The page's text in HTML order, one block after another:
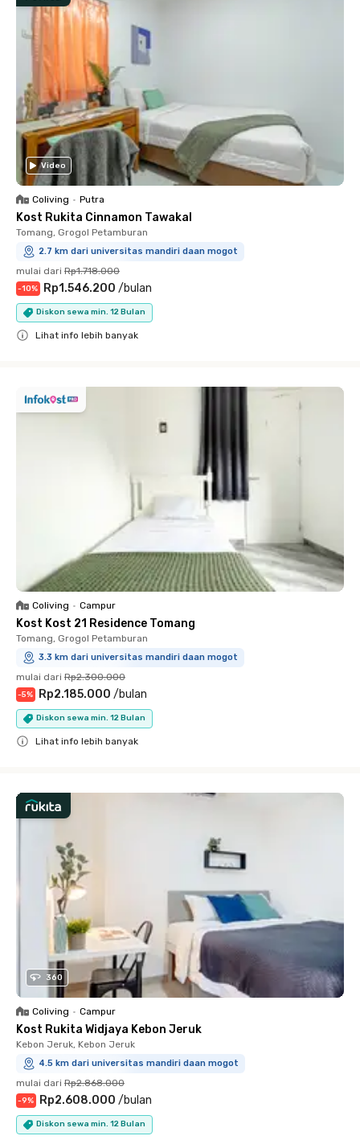
Video
Coliving • Putra
Kost Rukita Cinnamon Tawakal
Tomang, Grogol Petamburan
2.7 km dari universitas mandiri daan mogot
mulai dari Rp1.718.000
-10% Rp1.546.200 /bulan
Diskon sewa min. 12 Bulan
Lihat info lebih banyak
Coliving • Campur
Kost Kost 21 Residence Tomang
Tomang, Grogol Petamburan
3.3 km dari universitas mandiri daan mogot
mulai dari Rp2.300.000
-5% Rp2.185.000 /bulan
Diskon sewa min. 12 Bulan
Lihat info lebih banyak
360
Coliving • Campur
Kost Rukita Widjaya Kebon Jeruk
Kebon Jeruk, Kebon Jeruk
4.5 km dari universitas mandiri daan mogot
mulai dari Rp2.868.000
-9% Rp2.608.000 /bulan
Diskon sewa min. 12 Bulan